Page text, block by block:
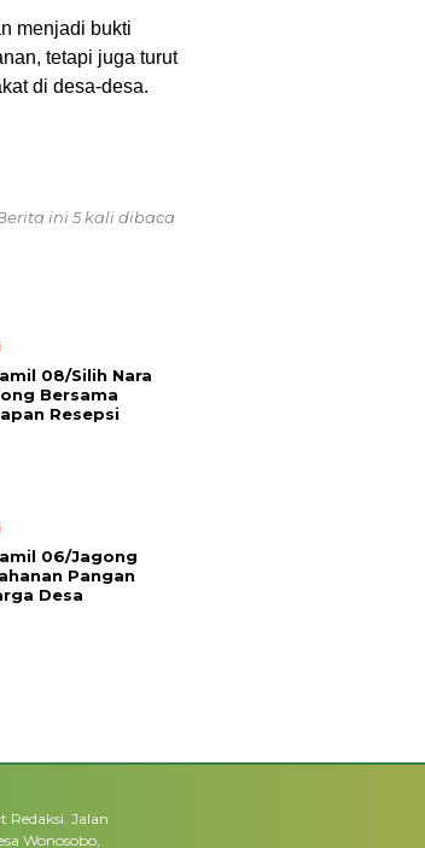
menjadi bukti
tetapi juga turut
di desa-desa.
ini 5 kali dibaca
08/Silih Nara
Bersama
Resepsi
06/Jagong
Pangan
Desa
Redaksi. Jalan
Wonosobo,